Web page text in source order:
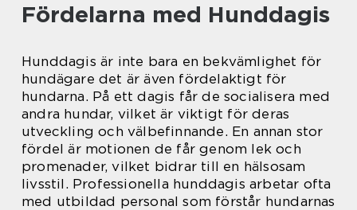
Fördelarna med Hunddagis
Hunddagis är inte bara en bekvämlighet för
hundägare det är även fördelaktigt för
hundarna. På ett dagis får de socialisera med
andra hundar, vilket är viktigt för deras
utveckling och välbefinnande. En annan stor
fördel är motionen de får genom lek och
promenader, vilket bidrar till en hälsosam
livsstil. Professionella hunddagis arbetar ofta
med utbildad personal som förstår hundarnas